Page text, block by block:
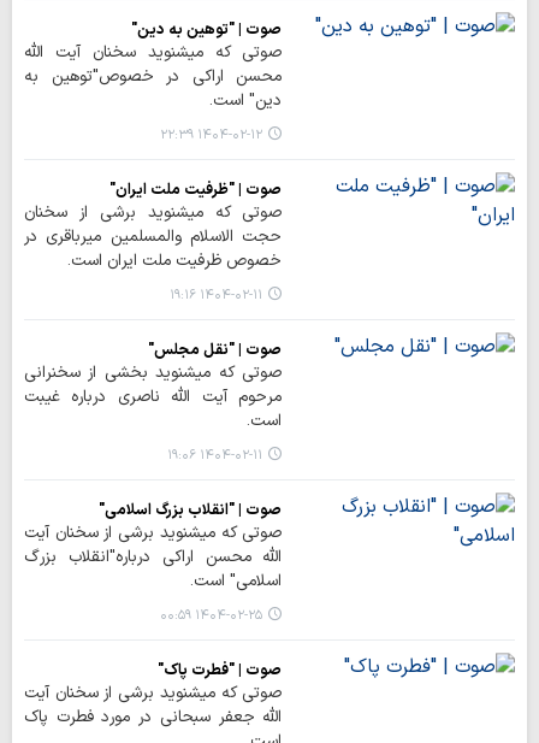
صوت | "توهین به دین"
صوتی که میشنوید سخنان آیت الله
محسن اراکی در خصوص"توهین به
دین" است.
۱۴۰۴-۰۲-۱۲ ۲۲:۳۹
صوت | "ظرفیت ملت ایران"
صوتی که میشنوید برشی از سخنان
حجت الاسلام والمسلمین میرباقری در
خصوص ظرفیت ملت ایران است.
۱۴۰۴-۰۲-۱۱ ۱۹:۱۶
صوت | "نقل مجلس"
صوتی که میشنوید بخشی از سخنرانی
مرحوم آیت الله ناصری درباره غیبت
است.
۱۴۰۴-۰۲-۱۱ ۱۹:۰۶
صوت | "انقلاب بزرگ اسلامی"
صوتی که میشنوید برشی از سخنان آیت
الله محسن اراکی درباره"انقلاب بزرگ
اسلامی" است.
۱۴۰۴-۰۲-۲۵ ۰۰:۵۹
صوت | "فطرت پاک"
صوتی که میشنوید برشی از سخنان آیت
الله جعفر سبحانی در مورد فطرت پاک